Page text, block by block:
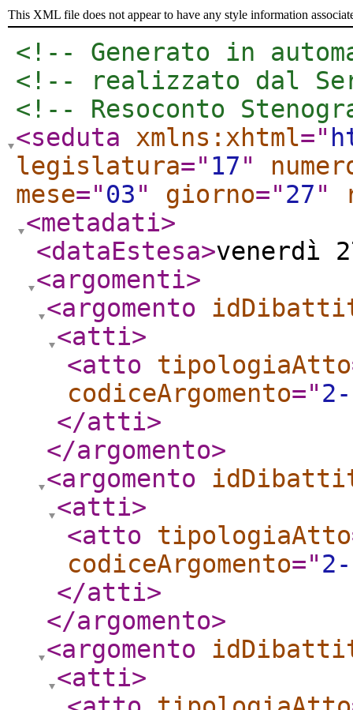
This XML file does not appear to have any style information
<!-- Generato in
<!-- realizzato dal
<!-- Resoconto
<seduta
xmlns:xhtml="
legislatura=" 17"
mese="03" giorno="27"
<metadati>
<dataEstesa>venerdì
<argomenti>
<argomento
<atti>
<atto
tipologiaAtto
codiceArgomento="
</atti>
</argomento>
<argomento
<atti>
<atto
tipologiaAtto
codiceArgomento="
</atti>
</argomento>
<argomento
<atti>